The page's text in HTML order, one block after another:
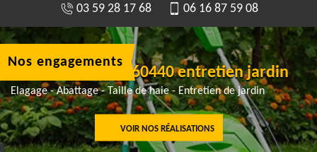
03 59 28 17 68 06 16 87 59 08
Jardinier à Bregy 60440 entretien jardin
Elagage - Abattage - Taille de haie - Entretien de jardin
VOIR NOS RÉALISATIONS
Nos engagements